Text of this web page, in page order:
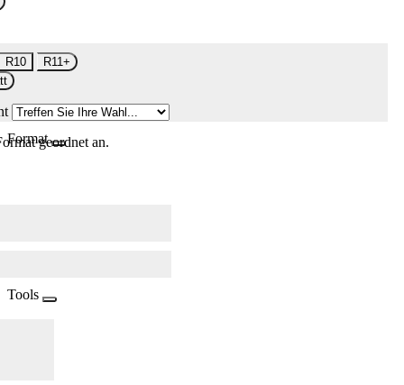
R10
R11+
Formatgeordnet an.
Tools